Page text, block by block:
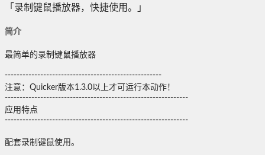
「录制键鼠播放器，快捷使用。」
简介
最简单的录制键鼠播放器
-----------------------------------------------------
注意：Quicker版本1.3.0以上才可运行本动作！
--------------------------------------------------------------
应用特点
--------------------------------------------------------------
配套录制键鼠使用。